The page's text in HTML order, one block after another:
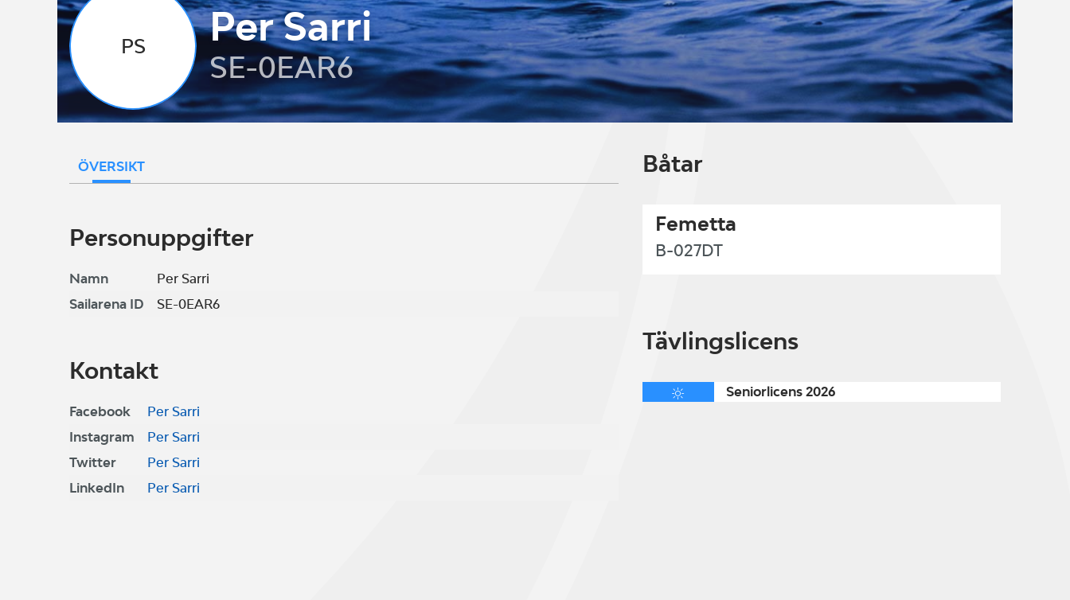
PS Per Sarri
SE-0EAR6
ÖVERSIKT
Personuppgifter
Namn
Per Sarri
Sailarena ID
SE-0EAR6
Kontakt
Facebook
Per Sarri
Instagram
Per Sarri
Twitter
Per Sarri
LinkedIn
Per Sarri
Båtar
Femetta
B-027DT
Tävlingslicens
Seniorlicens 2026